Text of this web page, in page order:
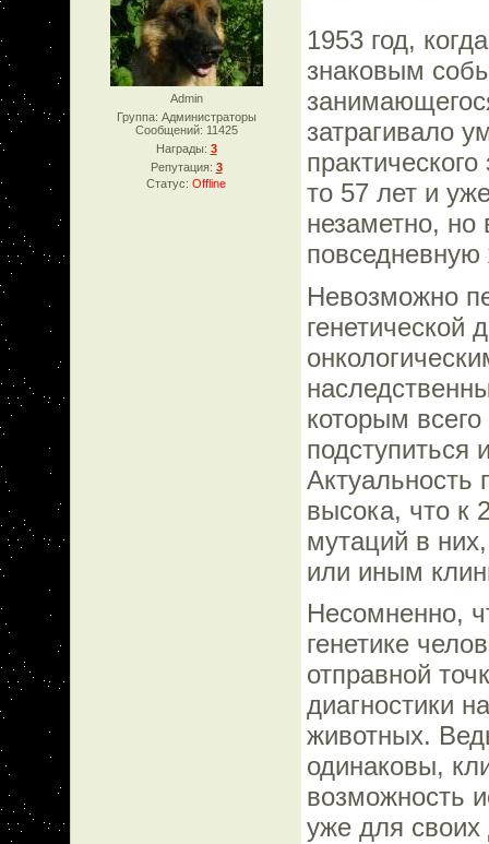
Admin
Группа: Администраторы
Сообщений: 11425
Награды: 3
Репутация: 3
Статус: Offline
1953 год,
знаковым
затрагивало
то 57 лет и
незаметно, но
повседневную
Невозможно
генетической
которым
подступиться
Актуальность
высока, что к
мутаций в
или иным
Несомненно,
генетике
отправной
диагностики
животных.
одинаковы,
возможность
уже для